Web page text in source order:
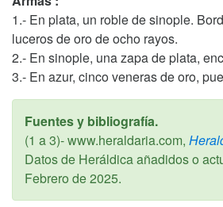
1.- En plata, un roble de sinople.
luceros de oro de ocho rayos.
2.- En sinople, una zapa de plata,
3.- En azur, cinco veneras de oro,
Fuentes y bibliografía.
(1 a 3)- www.heraldaria.com,
Datos de Heráldica añadidos o
Febrero de 2025.